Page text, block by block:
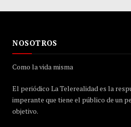
NOSOTROS
Como la vida misma
El periódico La Telerealidad es la
imperante que tiene el público de un
objetivo.